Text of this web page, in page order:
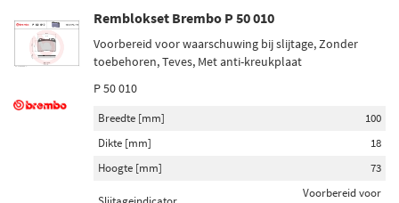
Remblokset Brembo P 50 010
Voorbereid voor waarschuwing bij slijtage, Zonder
toebehoren, Teves, Met anti-kreukplaat
P 50 010
Breedte [mm]
100
Dikte [mm]
18
Hoogte [mm]
73
Voorbereid voor